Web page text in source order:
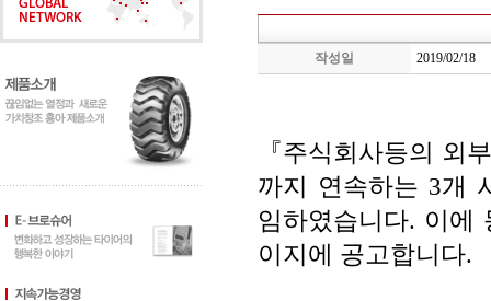
작성일 2019/02/18
『주식회사등의 외
까지 연속하는 3개
임하였습니다. 이에
이지에 공고합니다.